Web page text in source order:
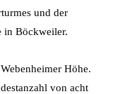
und der
in Böckweiler.
Höhe.
von acht